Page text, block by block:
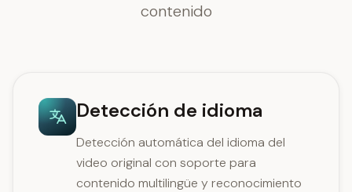
contenido
Detección de idioma
Detección automática del idioma del
video original con soporte para
contenido multilingüe y reconocimiento